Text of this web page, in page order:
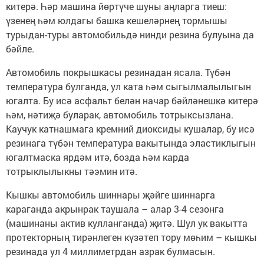
китерә. Һәр машина йөртүче шуны аңларга тиеш:
үзенең һәм юлдагы башка кешеләрнең тормышы
турыдан-туры автомобильдә нинди резина булуына да
бәйле.
Автомобиль покрышкасы резинадан ясала. Түбән
температура булганда, ул ката һәм сыгылмалылыгын
югалта. Бу исә асфальт белән начар бәйләнешкә китерә
һәм, нәтиҗә буларак, автомобиль тотрыксызлана.
Каучук катнашмага кремний диоксиды кушалар, бу исә
резинага түбән температура вакытында эластиклыгын
югалтмаска ярдәм итә, бозда һәм карда
тотрыклылыкны тәэмин итә.
Кышкы автомобиль шиннары җәйге шиннарга
караганда акрынрак таушала – алар 3-4 сезонга
(машинаны актив кулланганда) җитә. Шул ук вакытта
протекторның тирәнлеген күзәтеп тору мөһим – кышкы
резинада ул 4 миллиметрдан азрак булмасын.